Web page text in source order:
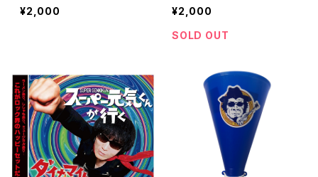
¥2,000
¥2,000
SOLD OUT